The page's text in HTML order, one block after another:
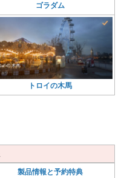
ゴラダム
トロイの木馬
製品情報と予約特典